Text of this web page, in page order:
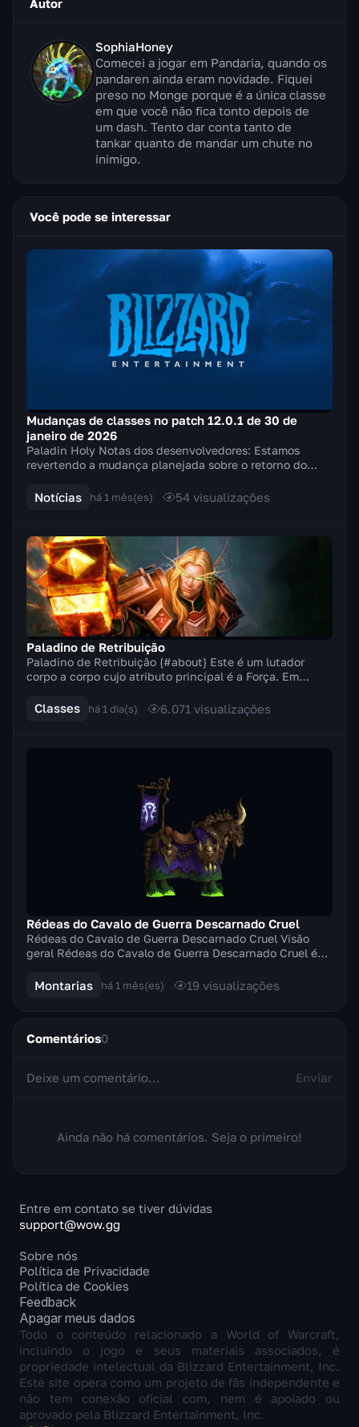
Autor
SophiaHoney
Comecei a jogar em Pandaria, quando os
pandaren ainda eram novidade. Fiquei
preso no Monge porque é a única classe
em que você não fica tonto depois de
um dash. Tento dar conta tanto de
tankar quanto de mandar um chute no
inimigo.
Você pode se interessar
Mudanças de classes no patch 12.0.1 de 30 de
janeiro de 2026
Paladin Holy Notas dos desenvolvedores: Estamos
revertendo a mudança planejada sobre o retorno do
Notícias há 1 mês(es) 54 visualizações
Paladino de Retribuição
Paladino de Retribuição {#about} Este é um lutador
corpo a corpo cujo atributo principal é a Força. Em
Classes há 1 dia(s) 6.071 visualizações
Rédeas do Cavalo de Guerra Descarnado Cruel
Rédeas do Cavalo de Guerra Descarnado Cruel Visão
geral Rédeas do Cavalo de Guerra Descarnado Cruel é
Montarias há 1 mês(es) 19 visualizações
Comentários0
Enviar
Ainda não há comentários. Seja o primeiro!
Entre em contato se tiver dúvidas
support@wow.gg
Sobre nós
Política de Privacidade
Política de Cookies
Feedback
Apagar meus dados
Todo o conteúdo relacionado a World of Warcraft,
incluindo o jogo e seus materiais associados, é
propriedade intelectual da Blizzard Entertainment, Inc.
Este site opera como um projeto de fãs independente e
não tem conexão oficial com, nem é apoiado ou
aprovado pela Blizzard Entertainment, Inc.